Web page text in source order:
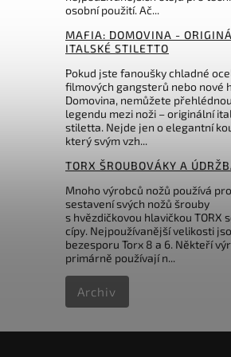
osobní použití. Ač...
MAFIA: DOMOVINA -
ITALSKÉ STILETTO
Pokud jste fanoušky chladné
filmových gangsterů nebo nové
Domovina, nemůžete
legendu mezi noži – originální
stiletta. Nejde jen o elegantní
který svým vzh...
TORX ŠROUBOVÁKY A
Mnoho výrobců nožů používá pro
sestavení svých nožů šrouby
s hvězdičkovou hlavičkou TORX
cípy. Nejpoužívanější velikosti
bezesporu Torx 8 a 6. Někteří
primárně používají n...
Archiv